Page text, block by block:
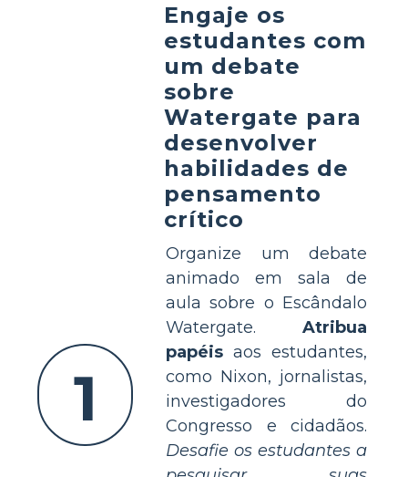
1
Engaje os
estudantes com
um debate
sobre
Watergate para
desenvolver
habilidades de
pensamento
crítico
Organize um debate
animado em sala de
aula sobre o Escândalo
Watergate. Atribua
papéis aos estudantes,
como Nixon, jornalistas,
investigadores do
Congresso e cidadãos.
Desafie os estudantes a